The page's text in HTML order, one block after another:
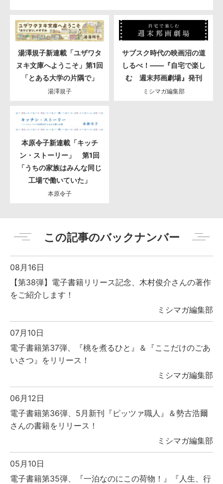
湯澤規子新連載「ユザワタ
ヌキ文庫へようこそ」第1回
「とある大学の片隅で」
湯澤規子
サブスク時代の映画沼の道
しるべ！――『自宅で楽し
む 週末邦画劇場』発刊
ミシマガ編集部
本原令子新連載「キッチ
ン・ストーリー」 第1回
「うちの家族はみんな同じ
工場で働いていた」
本原令子
この記事のバックナンバー
08月16日
【第38弾】電子書籍リリース記念、木村俊介さんの著作
をご紹介します！
ミシマガ編集部
07月10日
電子書籍第37弾、『桃を煮るひと』＆『ここだけのごあ
いさつ』をリリース！
ミシマガ編集部
06月12日
電子書籍第36弾、5月新刊『ピッツァ職人』＆勢古浩爾
さんの書籍をリリース！
ミシマガ編集部
05月10日
電子書籍第35弾、『一泊なのにこの荷物！』『人生、行